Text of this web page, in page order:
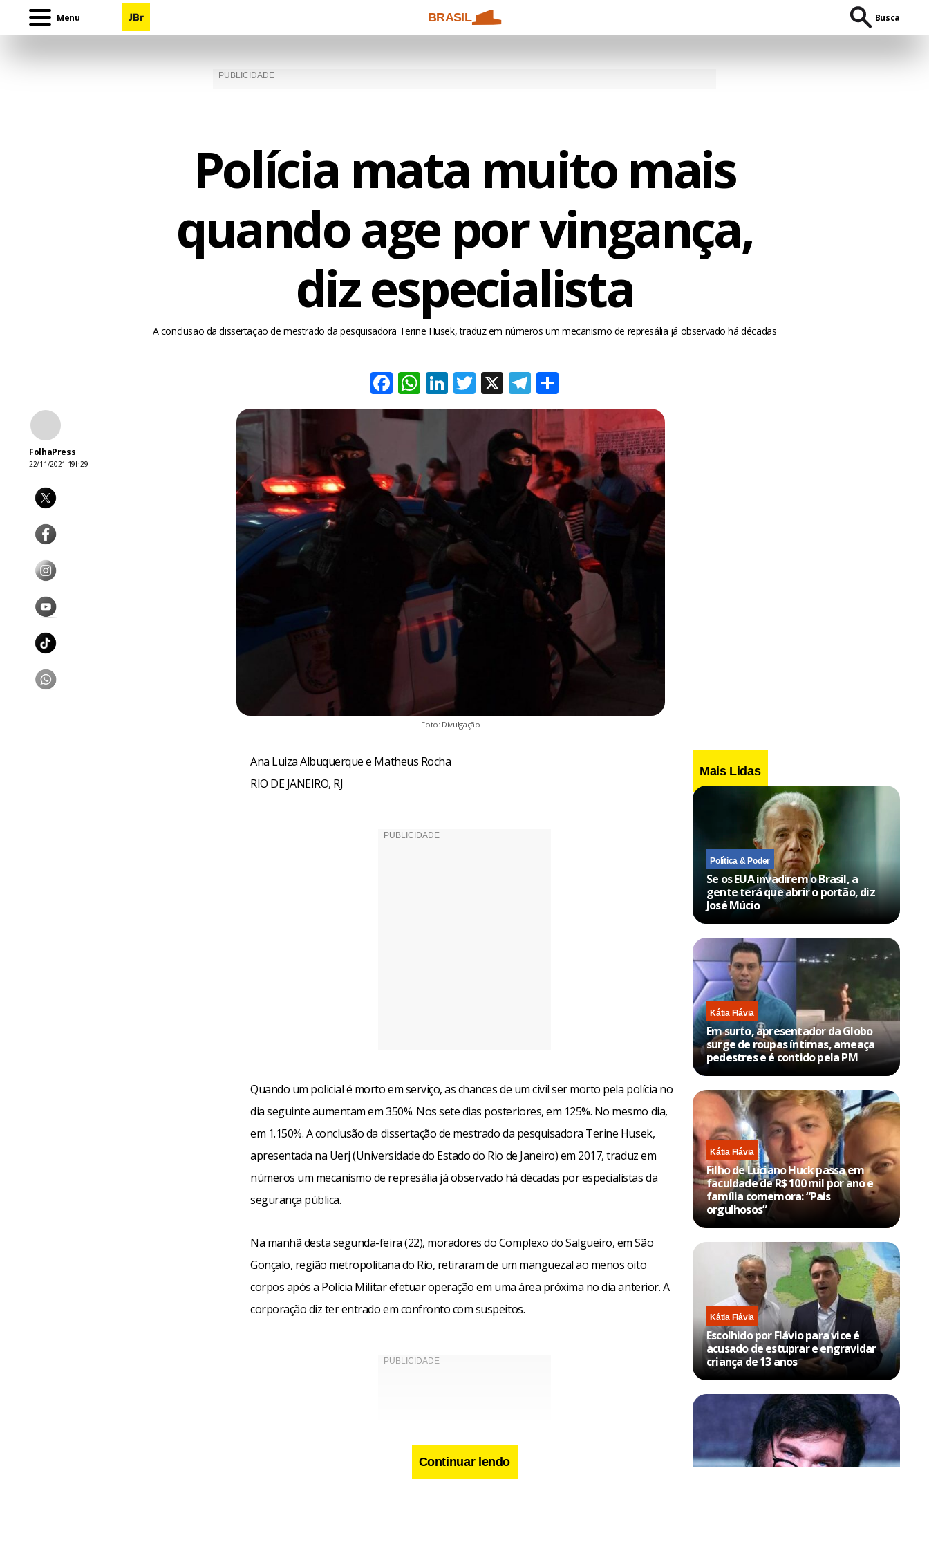
Menu BRASIL Busca
Polícia mata muito mais
quando age por vingança,
diz especialista
A conclusão da dissertação de mestrado da pesquisadora Terine Husek, traduz em números um mecanismo de represália já observado há décadas
Facebook
WhatsApp
LinkedIn
Twitter
X Telegram
FolhaPress
22/11/2021 19h29
Foto: Divulgação
Ana Luiza Albuquerque e Matheus Rocha
RIO DE JANEIRO, RJ
Quando um policial é morto em serviço, as chances de um civil ser morto pela polícia no
dia seguinte aumentam em 350%. Nos sete dias posteriores, em 125%. No mesmo dia,
em 1.150%. A conclusão da dissertação de mestrado da pesquisadora Terine Husek,
apresentada na Uerj (Universidade do Estado do Rio de Janeiro) em 2017, traduz em
números um mecanismo de represália já observado há décadas por especialistas da
segurança pública.
Na manhã desta segunda-feira (22), moradores do Complexo do Salgueiro, em São
Gonçalo, região metropolitana do Rio, retiraram de um manguezal ao menos oito
corpos após a Polícia Militar efetuar operação em uma área próxima no dia anterior. A
corporação diz ter entrado em confronto com suspeitos.
Continuar lendo
Mais Lidas
Política & Poder
Se os EUA invadirem o Brasil, a
gente terá que abrir o portão, diz
José Múcio
Kátia Flávia
Em surto, apresentador da Globo
surge de roupas íntimas, ameaça
pedestres e é contido pela PM
Kátia Flávia
Filho de Luciano Huck passa em
faculdade de R$ 100 mil por ano e
família comemora: “Pais
orgulhosos”
Kátia Flávia
Escolhido por Flávio para vice é
acusado de estuprar e engravidar
criança de 13 anos